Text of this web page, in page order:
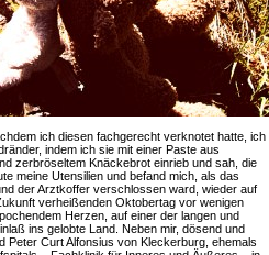
ich diesen fachgerecht verknotet hatte, ich
indem ich sie mit einer Paste aus
zerbröseltem Knäckebrot einrieb und sah, die
meine Utensilien und befand mich, als das
der Arztkoffer verschlossen ward, wieder auf
verheißenden Oktobertag vor wenigen
Herzen, auf einer der langen und
ins gelobte Land. Neben mir, dösend und
Peter Curt Alfonsius von Kleckerburg, ehemals